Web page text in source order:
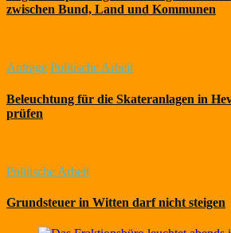
zwischen Bund, Land und Kommunen
Anträge Politische Arbeit
Beleuchtung für die Skateranlagen in
prüfen
Politische Arbeit
Grundsteuer in Witten darf nicht steigen